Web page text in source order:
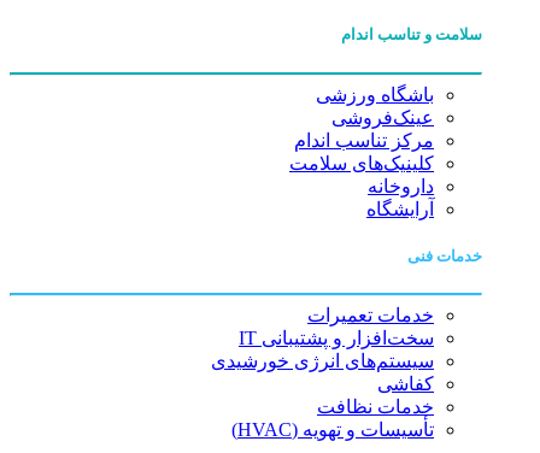
سلامت و تناسب اندام
باشگاه ورزشی
عینک‌فروشی
مرکز تناسب اندام
کلینیک‌های سلامت
داروخانه
آرایشگاه
خدمات فنی
خدمات تعمیرات
سخت‌افزار و پشتیبانی IT
سیستم‌های انرژی خورشیدی
کفاشی
خدمات نظافت
تأسیسات و تهویه (HVAC)